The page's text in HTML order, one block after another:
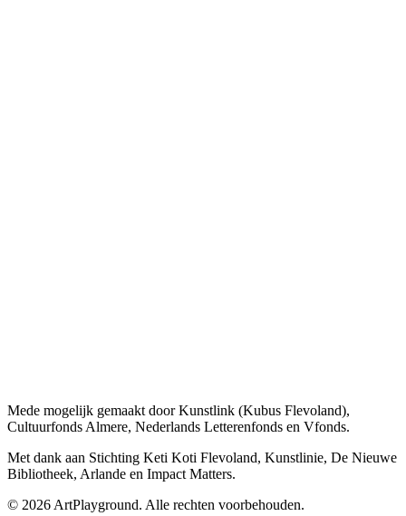
Mede mogelijk gemaakt door Kunstlink (Kubus Flevoland),
Cultuurfonds Almere, Nederlands Letterenfonds en Vfonds.
Met dank aan Stichting Keti Koti Flevoland, Kunstlinie, De Nieuwe
Bibliotheek, Arlande en Impact Matters.
© 2026 ArtPlayground. Alle rechten voorbehouden.